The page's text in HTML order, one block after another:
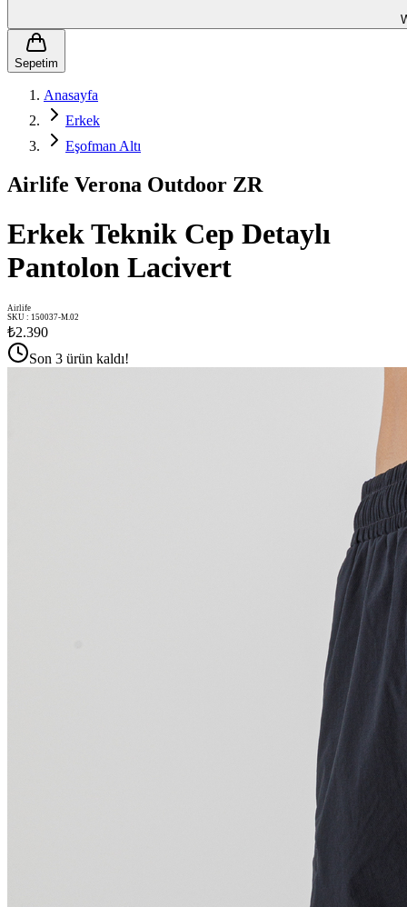
Sepetim
Anasayfa
Erkek
Eşofman Altı
Airlife Verona Outdoor ZR
Erkek Teknik Cep Detaylı
Pantolon Lacivert
Airlife
SKU : 150037-M.02
₺2.390
Son 3 ürün kaldı!